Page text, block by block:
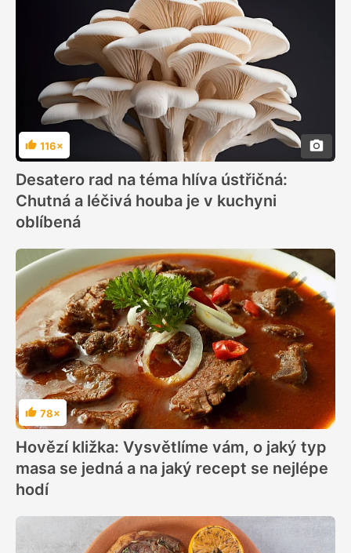
Hodnocení
116×
Desatero rad na téma hlíva ústřičná:
Chutná a léčivá houba je v kuchyni
oblíbená
Hodnocení
78×
Hovězí kližka: Vysvětlíme vám, o jaký typ
masa se jedná a na jaký recept se nejlépe
hodí